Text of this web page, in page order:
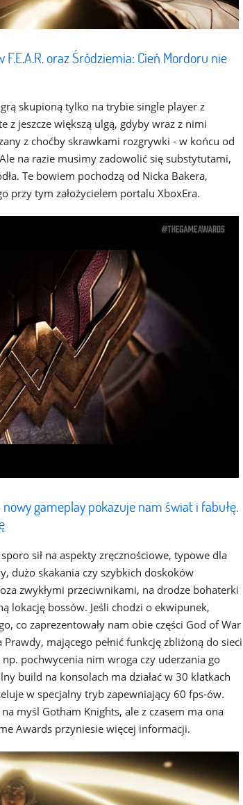
oraz Śródziemia: Cień Mordoru nie
skupioną tylko na trybie single player z
z jeszcze większą ulgą, gdyby wraz z nimi
z choćby skrawkami rozgrywki - w końcu od
na razie musimy zadowolić się substytutami,
Te bowiem pochodzą od Nicka Bakera,
przy tym założycielem portalu XboxEra.
gameplay pokazuje nam świat i fabułę.
sił na aspekty zręcznościowe, typowe dla
dużo skakania czy szybkich doskoków
zwykłymi przeciwnikami, na drodze bohaterki
lokację bossów. Jeśli chodzi o ekwipunek,
co zaprezentowały nam obie części God of War
mającego pełnić funkcję zbliżoną do sieci
pochwycenia nim wroga czy uderzania go
build na konsolach ma działać w 30 klatkach
w specjalny tryb zapewniający 60 fps-ów.
myśl Gotham Knights, ale z czasem ma ona
Awards przyniesie więcej informacji.